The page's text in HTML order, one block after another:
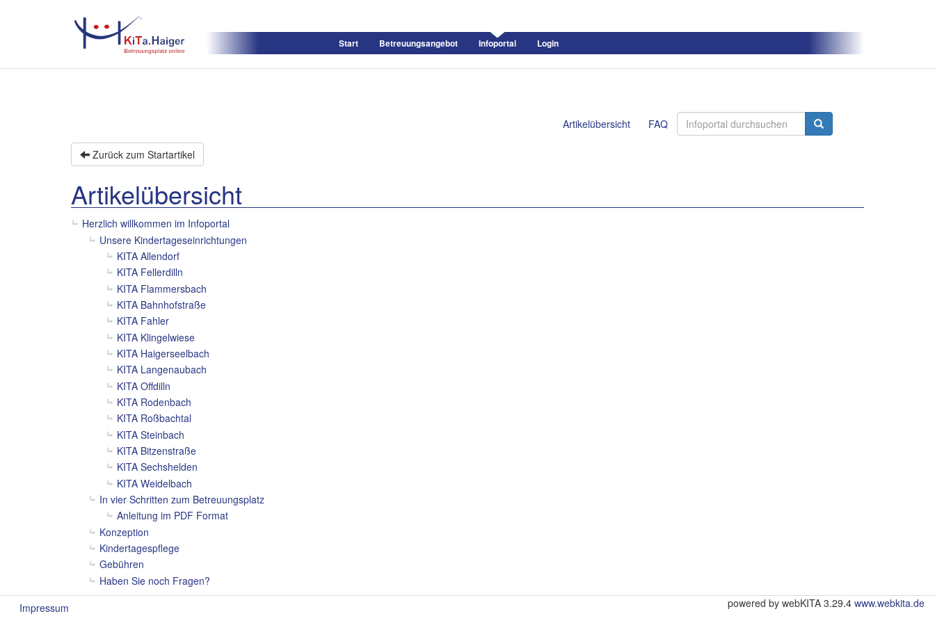
Start Betreuungsangebot Infoportal Login
FAQ
Artikelübersicht
Zurück zum Startartikel
Artikelübersicht
Herzlich willkommen im Infoportal
Unsere Kindertageseinrichtungen
KITA Allendorf
KITA Fellerdilln
KITA Flammersbach
KITA Bahnhofstraße
KITA Fahler
KITA Klingelwiese
KITA Haigerseelbach
KITA Langenaubach
KITA Offdilln
KITA Rodenbach
KITA Roßbachtal
KITA Steinbach
KITA Bitzenstraße
KITA Sechshelden
KITA Weidelbach
In vier Schritten zum Betreuungsplatz
Anleitung im PDF Format
Konzeption
Kindertagespflege
Gebühren
Haben Sie noch Fragen?
Impressum
powered by webKITA 3.29.4 www.webkita.de